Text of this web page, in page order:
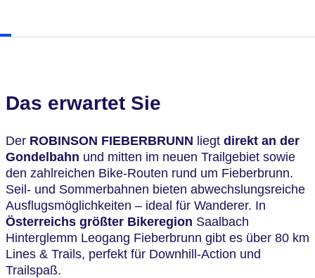
Das erwartet Sie
Der ROBINSON FIEBERBRUNN liegt direkt an der
Gondelbahn und mitten im neuen Trailgebiet sowie
den zahlreichen Bike-Routen rund um Fieberbrunn.
Seil- und Sommerbahnen bieten abwechslungsreiche
Ausflugsmöglichkeiten – ideal für Wanderer. In
Österreichs größter Bikeregion Saalbach
Hinterglemm Leogang Fieberbrunn gibt es über 80 km
Lines & Trails, perfekt für Downhill-Action und
Trailspaß.